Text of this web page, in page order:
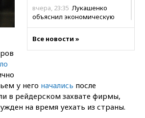
вчера, 23:35 Лукашенко
объяснил экономическую
вчера, 22:59На башню
вчера, 22:45 Литовец
протаранил погранпункт при
попытке попасть в Россию
Все новости »
у него начались после
в рейдерском захвате фирмы,
на время уехать из страны.